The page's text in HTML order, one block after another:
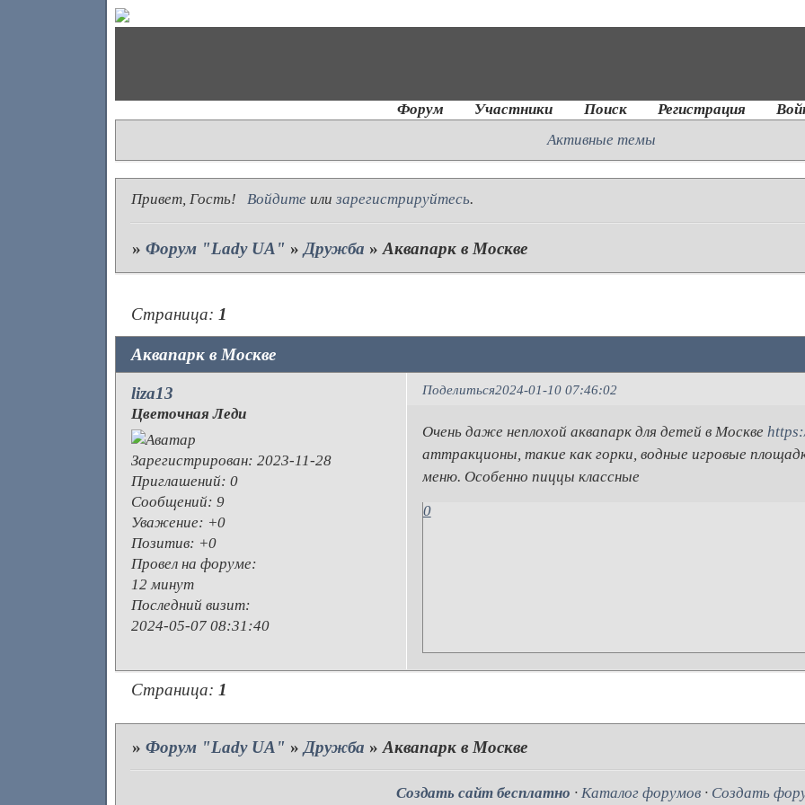
Форум Участники Поиск Регистрация
Активные темы
Привет, Гость! Войдите илизарегистрируйтесь.
»Форум "Lady UA" » Дружба »Аквапарк в Москве
Аквапарк в Москве
Страница:1
Поделиться2024-01-10 07:46:02
liza13
Цветочная Леди
Зарегистрирован: 2023-11-28
Приглашений: 0
Сообщений: 9
Уважение: +0
Позитив: +0
Провел на форуме:
12 минут
Последний визит:
2024-05-07 08:31:40
Очень даже неплохой аквапарк для детей в Москве
аттракционы, такие как горки, водные игровые
меню. Особенно пиццы классные
0
Страница: 1
»Форум "Lady UA" » Дружба »Аквапарк в Москве
Создать сайт бесплатно · Каталог форумов · Создать